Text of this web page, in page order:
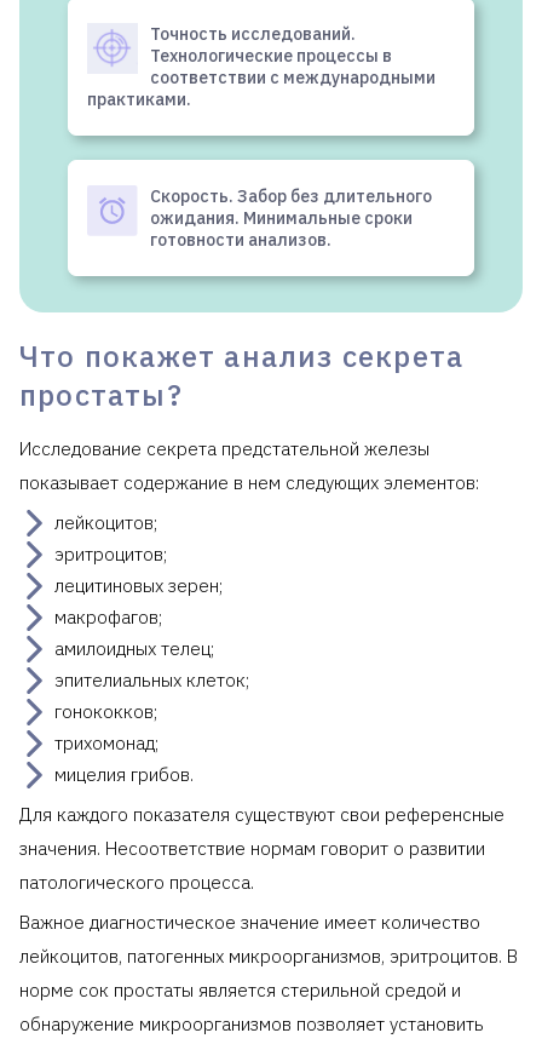
Точность исследований.
Технологические процессы в
соответствии с международными
практиками.
Скорость. Забор без длительного
ожидания. Минимальные сроки
готовности анализов.
Что покажет анализ секрета
простаты?
Исследование секрета предстательной железы
показывает содержание в нем следующих элементов:
лейкоцитов;
эритроцитов;
лецитиновых зерен;
макрофагов;
амилоидных телец;
эпителиальных клеток;
гонококков;
трихомонад;
мицелия грибов.
Для каждого показателя существуют свои референсные
значения. Несоответствие нормам говорит о развитии
патологического процесса.
Важное диагностическое значение имеет количество
лейкоцитов, патогенных микроорганизмов, эритроцитов. В
норме сок простаты является стерильной средой и
обнаружение микроорганизмов позволяет установить